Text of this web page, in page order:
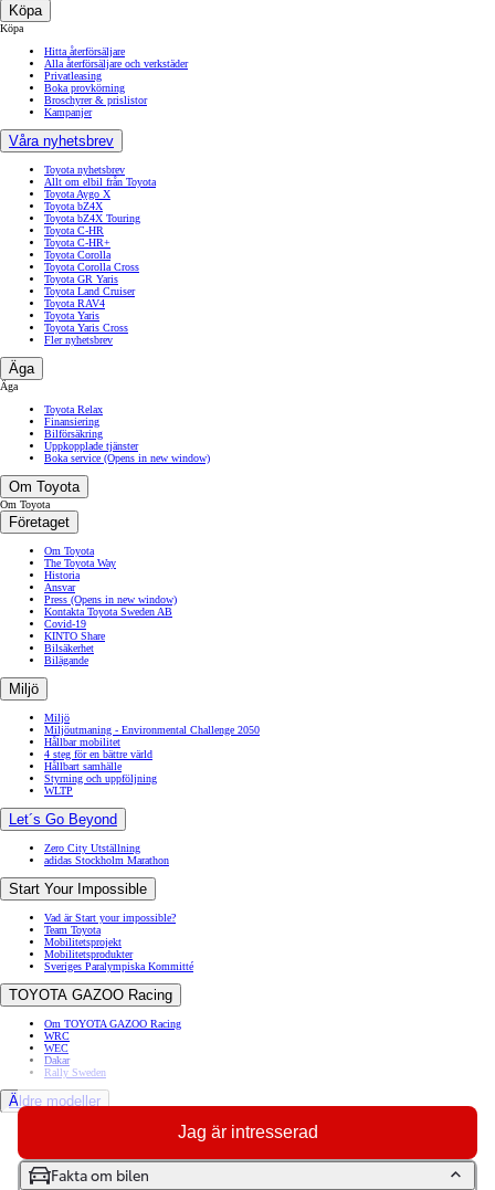
Jag är intresserad
Fakta om bilen
Köpa
Köpa
Hitta återförsäljare
Alla återförsäljare och verkstäder
Privatleasing
Boka provkörning
Broschyrer & prislistor
Kampanjer
Våra nyhetsbrev
Toyota nyhetsbrev
Allt om elbil från Toyota
Toyota Aygo X
Toyota bZ4X
Toyota bZ4X Touring
Toyota C-HR
Toyota C-HR+
Toyota Corolla
Toyota Corolla Cross
Toyota GR Yaris
Toyota Land Cruiser
Toyota RAV4
Toyota Yaris
Toyota Yaris Cross
Fler nyhetsbrev
Äga
Äga
Toyota Relax
Finansiering
Bilförsäkring
Uppkopplade tjänster
Boka service (Opens in new window)
Om Toyota
Om Toyota
Företaget
Om Toyota
The Toyota Way
Historia
Ansvar
Press (Opens in new window)
Kontakta Toyota Sweden AB
Covid-19
KINTO Share
Bilsäkerhet
Bilägande
Miljö
Miljö
Miljöutmaning - Environmental Challenge 2050
Hållbar mobilitet
4 steg för en bättre värld
Hållbart samhälle
Styrning och uppföljning
WLTP
Let´s Go Beyond
Zero City Utställning
adidas Stockholm Marathon
Start Your Impossible
Vad är Start your impossible?
Team Toyota
Mobilitetsprojekt
Mobilitetsprodukter
Sveriges Paralympiska Kommitté
TOYOTA GAZOO Racing
Om TOYOTA GAZOO Racing
WRC
WEC
Dakar
Rally Sweden
Äldre modeller
Toyota GT86
Toyota Avensis